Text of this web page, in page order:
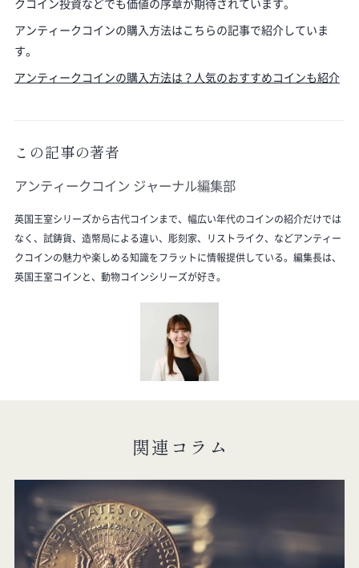
クコイン投資などでも価値の序章が期待されています。
アンティークコインの購入方法はこちらの記事で紹介していま
す。
アンティークコインの購入方法は？人気のおすすめコインも紹介
この記事の著者
アンティークコイン ジャーナル編集部
英国王室シリーズから古代コインまで、幅広い年代のコインの紹介だけでは
なく、試鋳貨、造幣局による違い、彫刻家、リストライク、などアンティー
クコインの魅力や楽しめる知識をフラットに情報提供している。編集長は、
英国王室コインと、動物コインシリーズが好き。
関連コラム